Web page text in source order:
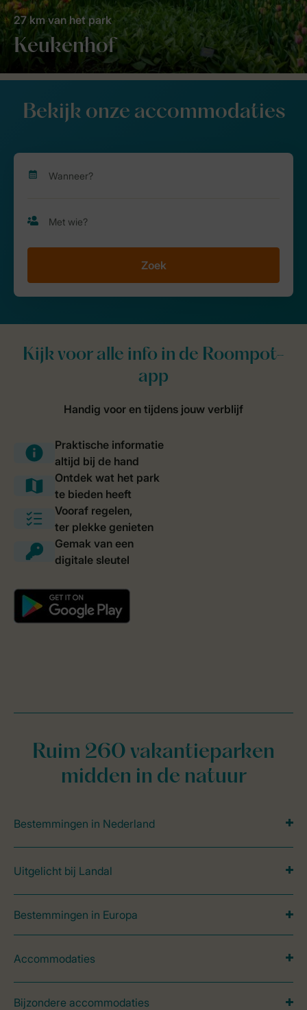
Keukenhof
27 km van het park
Bekijk onze accommodaties
Zoek
Ruim 260 vakantieparken
midden in de natuur
Bestemmingen in Nederland
Uitgelicht bij Landal
Bestemmingen in Europa
Accommodaties
Bijzondere accommodaties